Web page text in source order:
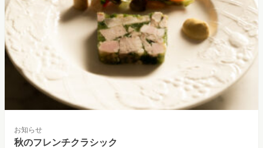
お知らせ
秋のフレンチクラシック